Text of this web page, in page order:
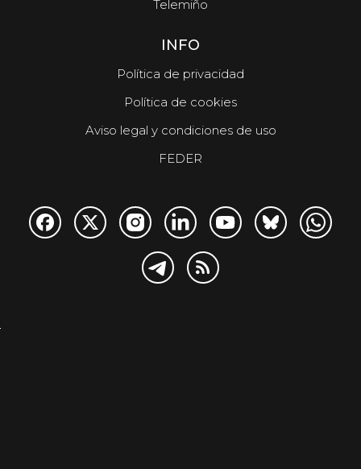
Telemiño
INFO
Política de privacidad
Política de cookies
Aviso legal y condiciones de uso
FEDER